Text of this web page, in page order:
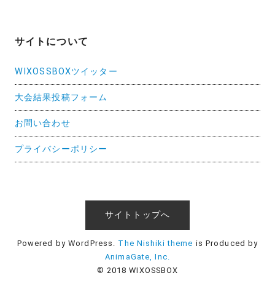
サイトについて
WIXOSSBOXツイッター
大会結果投稿フォーム
お問い合わせ
プライバシーポリシー
サイトトップへ
Powered by WordPress. The Nishiki theme is Produced by
AnimaGate, Inc.
© 2018 WIXOSSBOX